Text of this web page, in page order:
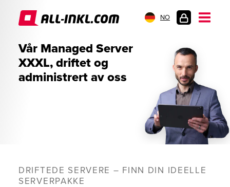
NO
Vår Managed Server
XXXL, driftet og
administrert av oss
DRIFTEDE SERVERE – FINN DIN IDEELLE
SERVERPAKKE